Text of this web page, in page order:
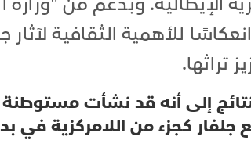
للأهمية الثقافية لآثار
تراثها.
إلى أنه قد نشأت
جلفار كجزء من اللامركزية في